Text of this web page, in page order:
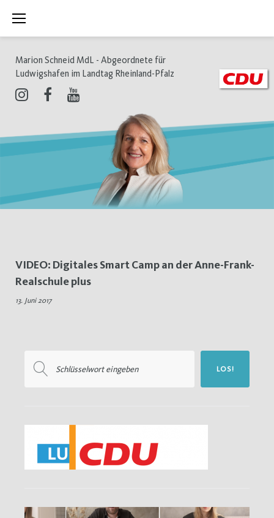
Inhalt
Marion Schneid MdL - Abgeordnete für
Ludwigshafen im Landtag Rheinland-Pfalz
Schlagwort:
Digitales
VIDEO: Digitales Smart Camp an der Anne-Frank-
Realschule plus
13. Juni 2017
nach:
LOS!